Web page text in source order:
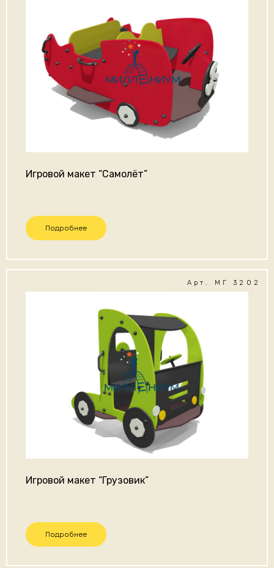
Игровой макет “Самолёт”
Подробнее
Арт. МГ 3202
Игровой макет “Грузовик”
Подробнее